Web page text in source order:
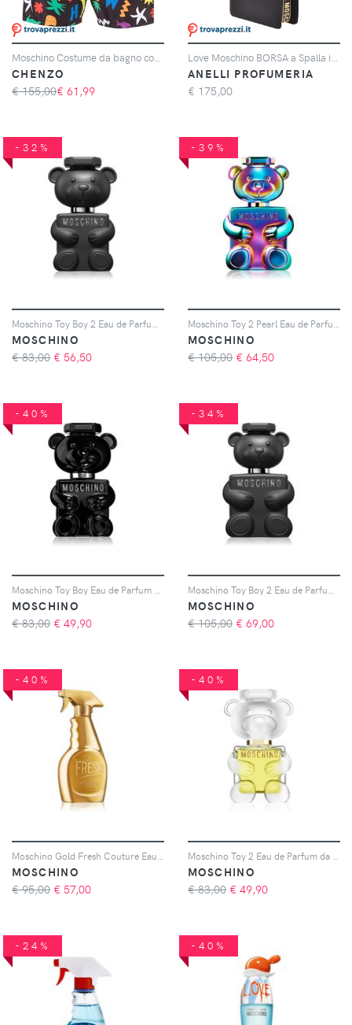
CHENZO
€ 155,00€ 61,99
ANELLI PROFUMERIA
€ 175,00
-32%
MOSCHINO
€ 83,00 € 56,50
-39%
MOSCHINO
€ 105,00 € 64,50
-40%
MOSCHINO
€ 83,00 € 49,90
-34%
MOSCHINO
€ 105,00 € 69,00
-40%
MOSCHINO
€ 95,00 € 57,00
-40%
MOSCHINO
€ 83,00 € 49,90
-24% -40%